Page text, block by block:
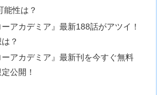
能性は？
アカデミア』最新188話がアツイ！
？
アカデミア』最新刊を今すぐ無料
公開！